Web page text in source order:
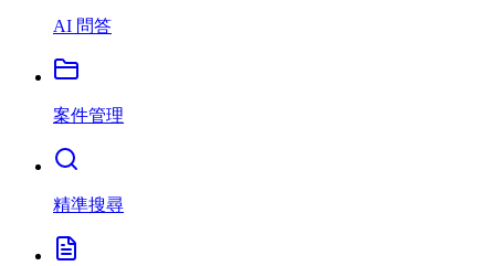
AI 問答
案件管理
精準搜尋